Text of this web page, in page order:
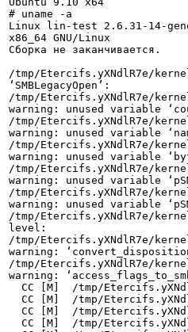
# uname -a
Linux lin-test 2.6.31-14-
x86_64 GNU/Linux
Сборка не заканчивается.
/tmp/Etercifs.yXNdlR7e/
‘SMBLegacyOpen’:
/tmp/Etercifs.yXNdlR7e/
warning: unused variable
/tmp/Etercifs.yXNdlR7e/
warning: unused variable
/tmp/Etercifs.yXNdlR7e/
warning: unused variable
/tmp/Etercifs.yXNdlR7e/
warning: unused variable
/tmp/Etercifs.yXNdlR7e/
warning: unused variable
/tmp/Etercifs.yXNdlR7e/
level:
/tmp/Etercifs.yXNdlR7e/
warning:
/tmp/Etercifs.yXNdlR7e/
warning: